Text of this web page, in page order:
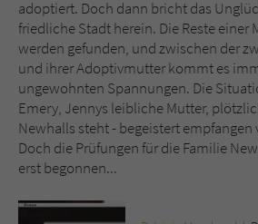
adoptiert. Doch dann bricht das
friedliche Stadt herein. Die Reste einer
werden gefunden, und zwischen der
und ihrer Adoptivmutter kommt es
ungewohnten Spannungen. Die
Emery, Jennys leibliche Mutter,
Newhalls steht - begeistert empfangen
Doch die Prüfungen für die Familie
erst begonnen...
Name fe_typo_user
Anbieter Literatur-Couch Medien
Laufzeit Session
Zweck